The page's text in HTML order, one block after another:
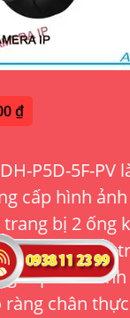
₫
P5D-5F-PV
cấp hình
trang bị 2 ống
hỗ trợ
cấp hình
ràng chân